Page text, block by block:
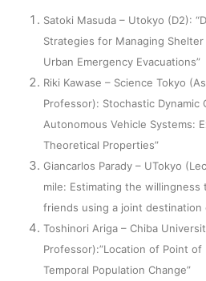
Satoki Masuda – Utokyo (D2):
Strategies for Managing
Urban Emergency Evacuations”
Riki Kawase – Science Tokyo
Professor): Stochastic Dynamic
Autonomous Vehicle Systems:
Theoretical Properties”
Giancarlos Parady – UTokyo
mile: Estimating the
friends using a joint destination
Toshinori Ariga – Chiba
Professor):”Location of Point
Temporal Population Change”